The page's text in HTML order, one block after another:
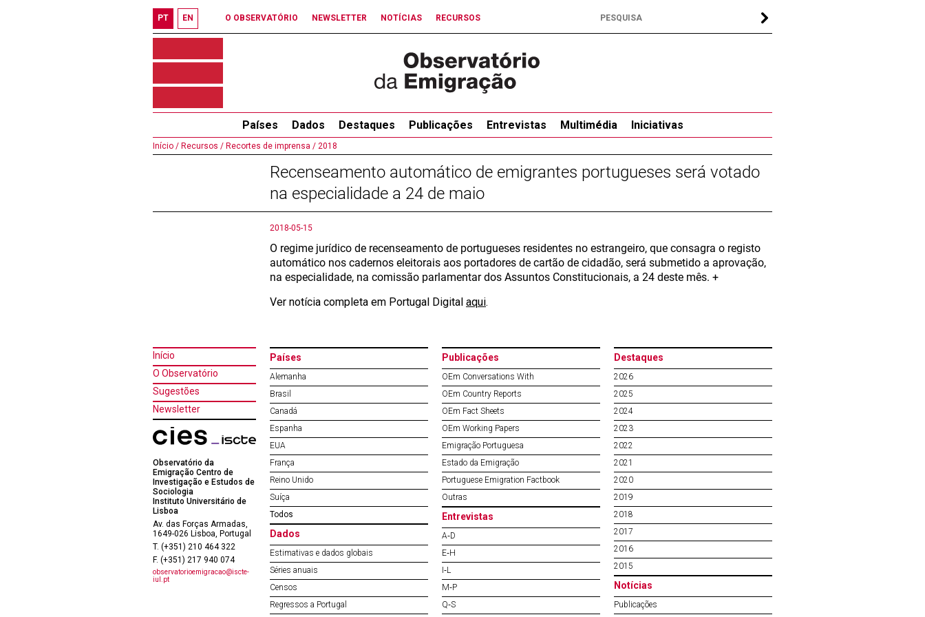
PT EN O OBSERVATÓRIO NEWSLETTER NOTÍCIAS RECURSOS
Países Dados Destaques Publicações Entrevistas Multimédia Iniciativas
Início / Recursos / Recortes de imprensa / 2018
Recenseamento automático de emigrantes portugueses será votado
na especialidade a 24 de maio
2018-05-15
O regime jurídico de recenseamento de portugueses residentes no estrangeiro, que consagra o registo
automático nos cadernos eleitorais aos portadores de cartão de cidadão, será submetido a aprovação,
na especialidade, na comissão parlamentar dos Assuntos Constitucionais, a 24 deste mês. +
Ver notícia completa em Portugal Digital aqui.
Início
O Observatório
Sugestões
Newsletter
Observatório da
Emigração Centro de
Investigação e Estudos de
Sociologia
Instituto Universitário de
Lisboa
Av. das Forças Armadas,
1649-026 Lisboa, Portugal
T. (+351) 210 464 322
F. (+351) 217 940 074
observatorioemigracao@iscte-
iul.pt
Países
Alemanha
Brasil
Canadá
Espanha
EUA
França
Reino Unido
Suíça
Todos
Dados
Estimativas e dados globais
Séries anuais
Censos
Regressos a Portugal
Publicações
OEm Conversations With
OEm Country Reports
OEm Fact Sheets
OEm Working Papers
Emigração Portuguesa
Estado da Emigração
Portuguese Emigration Factbook
Outras
Entrevistas
A‐D
E‐H
I‐L
M‐P
Q‐S
Destaques
2026
2025
2024
2023
2022
2021
2020
2019
2018
2017
2016
2015
Notícias
Publicações